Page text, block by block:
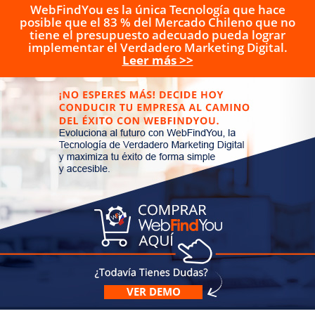
WebFindYou es la única Tecnología que hace
posible que el 83 % del Mercado Chileno que no
tiene el presupuesto adecuado pueda lograr
implementar el Verdadero Marketing Digital.
Leer más >>
VER DEMO